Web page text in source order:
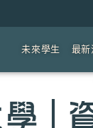
未來學生 最新